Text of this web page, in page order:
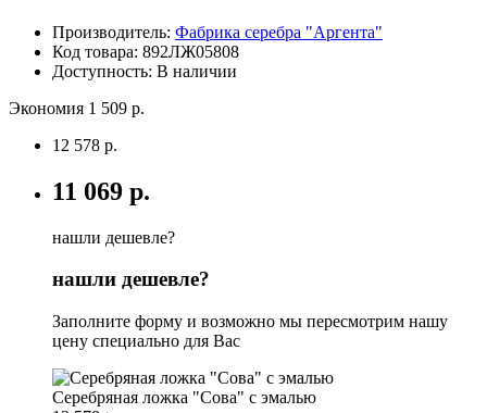
Производитель: Фабрика серебра "Аргента"
Код товара: 892ЛЖ05808
Доступность: В наличии
Экономия 1 509 р.
12 578 р.
11 069 р.
нашли дешевле?
нашли дешевле?
Заполните форму и возможно мы пересмотрим нашу
цену специально для Вас
Серебряная ложка "Сова" с эмалью